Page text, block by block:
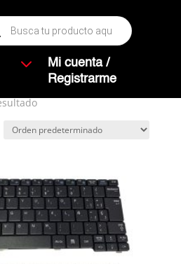
3
Mi cuenta /
Registrarme
“N150”